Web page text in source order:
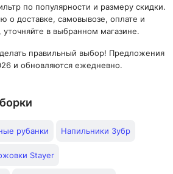
по популярности и размеру скидки.
о доставке, самовывозе, оплате и
уточняйте в выбранном магазине.
правильный выбор! Предложения
и обновляются ежедневно.
рубанки Напильники Зубр
Stayer